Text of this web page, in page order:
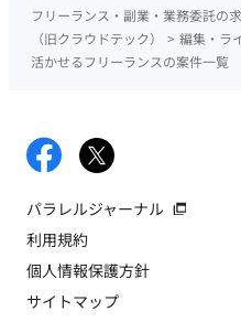
フリーランス・副業・業務委託の
（旧クラウドテック）
> 編集・ラ
活かせるフリーランスの案件一覧
パラレルジャーナル
利用規約
個人情報保護方針
サイトマップ